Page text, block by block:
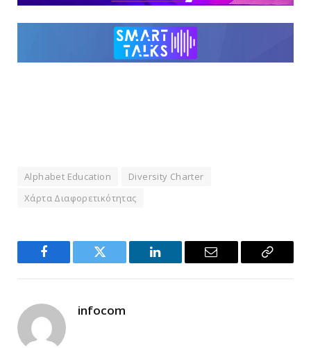
Alphabet Education
Diversity Charter
Χάρτα Διαφορετικότητας
Facebook Twitter LinkedIn Email
Copy
infocom